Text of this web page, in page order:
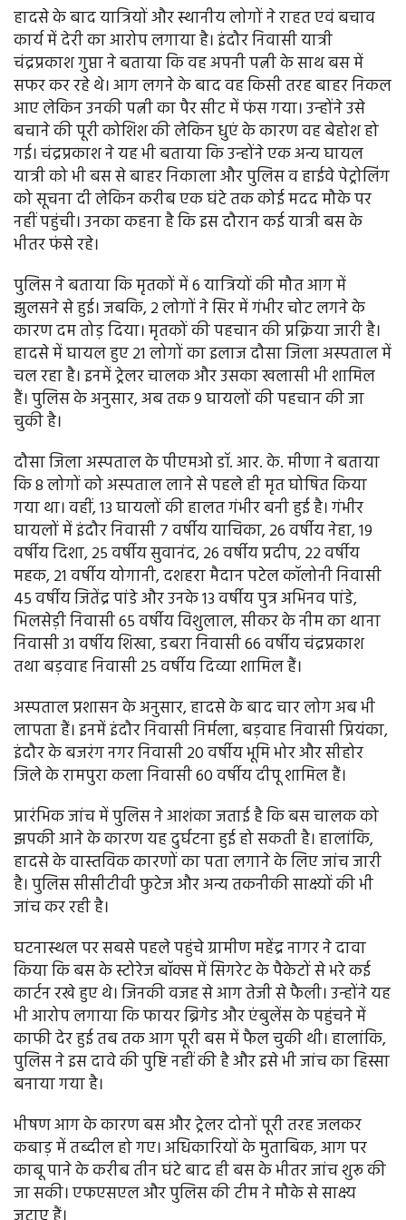
हादसे के बाद यात्रियों और स्थानीय लोगों ने राहत एवं बचाव
कार्य में देरी का आरोप लगाया है। इंदौर निवासी यात्री
चंद्रप्रकाश गुप्ता ने बताया कि वह अपनी पत्नी के साथ बस में
सफर कर रहे थे। आग लगने के बाद वह किसी तरह बाहर निकल
आए लेकिन उनकी पत्नी का पैर सीट में फंस गया। उन्होंने उसे
बचाने की पूरी कोशिश की लेकिन धुएं के कारण वह बेहोश हो
गई। चंद्रप्रकाश ने यह भी बताया कि उन्होंने एक अन्य घायल
यात्री को भी बस से बाहर निकाला और पुलिस व हाईवे पेट्रोलिंग
को सूचना दी लेकिन करीब एक घंटे तक कोई मदद मौके पर
नहीं पहुंची। उनका कहना है कि इस दौरान कई यात्री बस के
भीतर फंसे रहे।
पुलिस ने बताया कि मृतकों में 6 यात्रियों की मौत आग में
झुलसने से हुई। जबकि, 2 लोगों ने सिर में गंभीर चोट लगने के
कारण दम तोड़ दिया। मृतकों की पहचान की प्रक्रिया जारी है।
हादसे में घायल हुए 21 लोगों का इलाज दौसा जिला अस्पताल में
चल रहा है। इनमें ट्रेलर चालक और उसका खलासी भी शामिल
हैं। पुलिस के अनुसार, अब तक 9 घायलों की पहचान की जा
चुकी है।
दौसा जिला अस्पताल के पीएमओ डॉ. आर. के. मीणा ने बताया
कि 8 लोगों को अस्पताल लाने से पहले ही मृत घोषित किया
गया था। वहीं, 13 घायलों की हालत गंभीर बनी हुई है। गंभीर
घायलों में इंदौर निवासी 7 वर्षीय याचिका, 26 वर्षीय नेहा, 19
वर्षीय दिशा, 25 वर्षीय सुवानंद, 26 वर्षीय प्रदीप, 22 वर्षीय
महक, 21 वर्षीय योगानी, दशहरा मैदान पटेल कॉलोनी निवासी
45 वर्षीय जितेंद्र पांडे और उनके 13 वर्षीय पुत्र अभिनव पांडे,
भिलसेड़ी निवासी 65 वर्षीय विशुलाल, सीकर के नीम का थाना
निवासी 31 वर्षीय शिखा, डबरा निवासी 66 वर्षीय चंद्रप्रकाश
तथा बड़वाह निवासी 25 वर्षीय दिव्या शामिल हैं।
अस्पताल प्रशासन के अनुसार, हादसे के बाद चार लोग अब भी
लापता हैं। इनमें इंदौर निवासी निर्मला, बड़वाह निवासी प्रियंका,
इंदौर के बजरंग नगर निवासी 20 वर्षीय भूमि भोर और सीहोर
जिले के रामपुरा कला निवासी 60 वर्षीय दीपू शामिल हैं।
प्रारंभिक जांच में पुलिस ने आशंका जताई है कि बस चालक को
झपकी आने के कारण यह दुर्घटना हुई हो सकती है। हालांकि,
हादसे के वास्तविक कारणों का पता लगाने के लिए जांच जारी
है। पुलिस सीसीटीवी फुटेज और अन्य तकनीकी साक्ष्यों की भी
जांच कर रही है।
घटनास्थल पर सबसे पहले पहुंचे ग्रामीण महेंद्र नागर ने दावा
किया कि बस के स्टोरेज बॉक्स में सिगरेट के पैकेटों से भरे कई
कार्टन रखे हुए थे। जिनकी वजह से आग तेजी से फैली। उन्होंने यह
भी आरोप लगाया कि फायर ब्रिगेड और एंबुलेंस के पहुंचने में
काफी देर हुई तब तक आग पूरी बस में फैल चुकी थी। हालांकि,
पुलिस ने इस दावे की पुष्टि नहीं की है और इसे भी जांच का हिस्सा
बनाया गया है।
भीषण आग के कारण बस और ट्रेलर दोनों पूरी तरह जलकर
कबाड़ में तब्दील हो गए। अधिकारियों के मुताबिक, आग पर
काबू पाने के करीब तीन घंटे बाद ही बस के भीतर जांच शुरू की
जा सकी। एफएसएल और पुलिस की टीम ने मौके से साक्ष्य